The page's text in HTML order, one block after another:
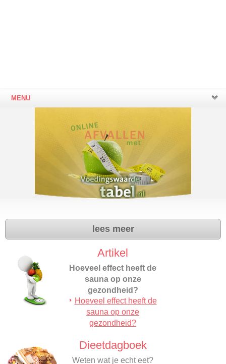
MENU
lees meer
Artikel
Hoeveel effect heeft de
sauna op onze
gezondheid?
De hitte in een sauna kan
een positieve invloed
hebben op onze
Hoeveel effect heeft de
sauna op onze
gezondheid?
Dieetdagboek
Weten wat je echt eet?